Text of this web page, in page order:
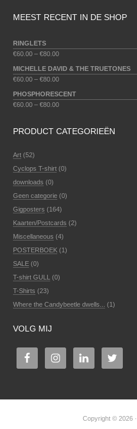
MEEST RECENT IN DE SHOP
RINGLETS
€60.00 –€80.00
MICHELLE DAVID & THE TRUETONES
€60.00 –€80.00
PHOSPHORESCENT
€60.00 –€80.00
PRODUCT CATEGORIEËN
Art (52)
Cyclops T-shirt (0)
downloads (0)
Geen categorie (0)
Gigposters (164)
Kaarten/Postcards (2)
Miscellaneous (4)
POSTERBOEK (1)
SALE (0)
T-shirt GULL
(0)
T-Shirts (23)
Where the Candybeetle dwells...
(1)
VOLG MIJ
Copyright © 2026 ·